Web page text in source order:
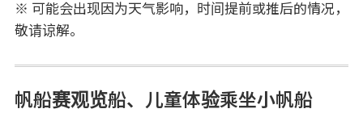
※ 可能会出现因为天气影响，时间提前或推后的情况，
敬请谅解。
帆船赛观览船、儿童体验乘坐小帆船